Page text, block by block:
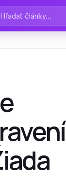
články